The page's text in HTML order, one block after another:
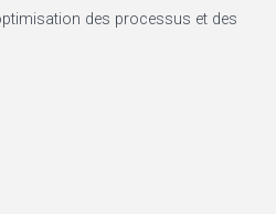
des processus et des